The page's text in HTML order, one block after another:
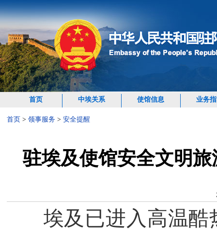
首页 中埃关系 使馆信息 业务
首页 > 领事服务 > 安全提醒
驻埃及使馆安全文明
埃及已进入高温酷